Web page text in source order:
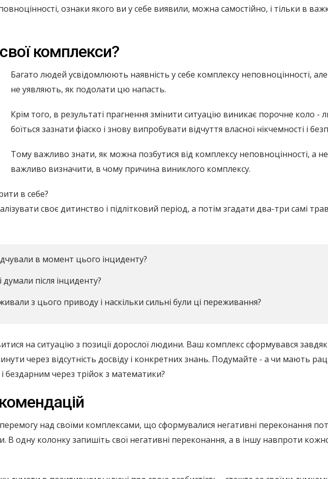
ознаки якого ви у себе виявили, можна самостійно, і тільки в
комплекси?
Багато людей усвідомлюють наявність у себе комплексу неповноцінності,
не уявляють, як подолати цю напасть.
Крім того, в результаті прагнення змінити ситуацію виникає порочне коло
боїться зазнати фіаско і знову випробувати відчуття власної нікчемності і
Тому важливо знати, як можна позбутися від комплексу неповноцінності, а
важливо визначити, в чому причина виниклого комплексу.
в себе?
своє дитинство і підлітковий період, а потім згадати два-три самі
в момент цього інциденту?
після інциденту?
з цього приводу і наскільки сильні були ці переживання?
на ситуацію з позиції дорослої людини. Ваш комплекс сформувався
через відсутність досвіду і конкретних знань. Подумайте - а чи мають
бездарним через трійок з математики?
над своїми комплексами, що сформувалися негативні переконання
В одну колонку запишіть свої негативні переконання, а в іншу навпроти